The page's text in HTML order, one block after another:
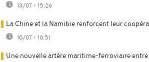
13/07 - 15:26
La Chine et la Namibie renforcent leur
10/07 - 10:51
Une nouvelle artère maritime-ferroviaire